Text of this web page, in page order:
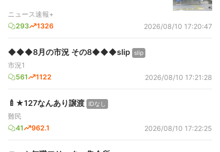
ニュース速報+
293
1326 2026/08/10 17:20:47
◆◆◆8月の市況 その8◆◆◆slip slip
市況1
561
1122 2026/08/10 17:21:28
🍼★127なんあり譲渡 IDなし
難民
41
962.1 2026/08/10 17:22:25